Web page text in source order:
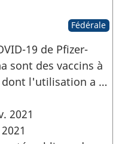
Fédérale
19 de Pfizer-
sont des vaccins à
dont l'utilisation a …
2021